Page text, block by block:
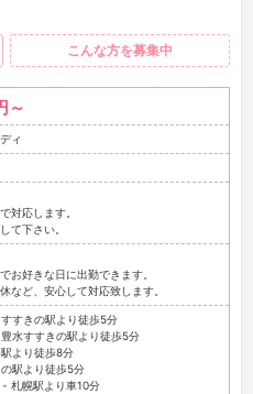
こんな方を募集中
～
ィ
対応します。
て下さい。
お好きな日に出勤できます。
など、安心して対応致します。
すきの駅より徒歩5分
水すすきの駅より徒歩5分
より徒歩8分
駅より徒歩5分
札幌駅より車10分